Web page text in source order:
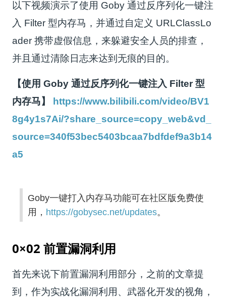
以下视频演示了使用 Goby 通过反序列化一键注
入 Filter 型内存马，并通过自定义 URLClassLo
ader 携带虚假信息，来躲避安全人员的排查，
并且通过清除日志来达到无痕的目的。
【使用 Goby 通过反序列化一键注入 Filter 型
内存马】 https://www.bilibili.com/video/BV1
8g4y1s7Ai/?share_source=copy_web&vd_
source=340f53bec5403bcaa7bdfdef9a3b14
a5
Goby一键打入内存马功能可在社区版免费使
用， https://gobysec.net/updates。
0×02 前置漏洞利用
首先来说下前置漏洞利用部分，之前的文章提
到，作为实战化漏洞利用、武器化开发的视角，